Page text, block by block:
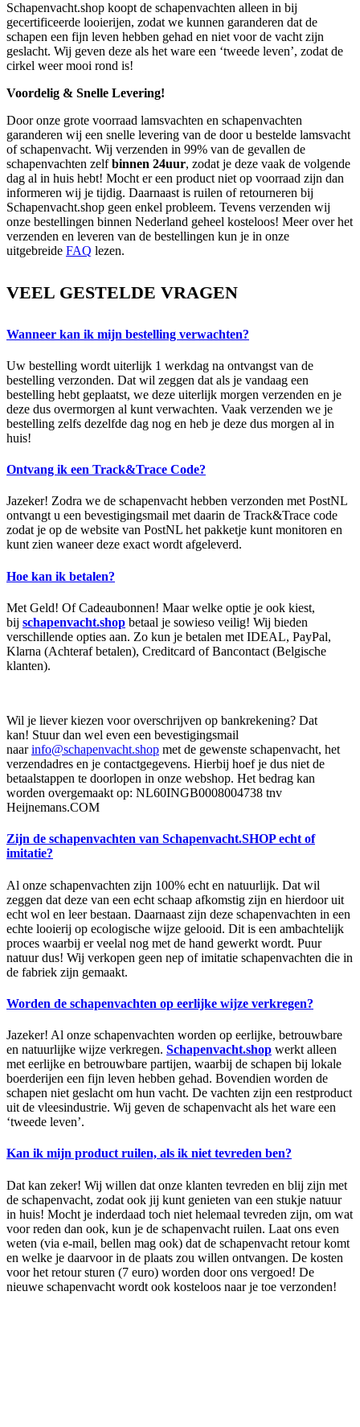
Schapenvacht.shop koopt de schapenvachten alleen in bij
gecertificeerde looierijen, zodat we kunnen garanderen dat de
schapen een fijn leven hebben gehad en niet voor de vacht zijn
geslacht. Wij geven deze als het ware een ‘tweede leven’, zodat de
cirkel weer mooi rond is!
Voordelig & Snelle Levering!
Door onze grote voorraad lamsvachten en schapenvachten
garanderen wij een snelle levering van de door u bestelde lamsvacht
of schapenvacht. Wij verzenden in 99% van de gevallen de
schapenvachten zelfbinnen 24uur, zodat je deze vaak de volgende
dag al in huis hebt! Mocht er een product niet op voorraad zijn dan
informeren wij je tijdig. Daarnaast is ruilen of retourneren bij
Schapenvacht.shop geen enkel probleem. Tevens verzenden wij
onze bestellingen binnen Nederland geheel kosteloos! Meer over het
verzenden en leveren van de bestellingen kun je in onze
uitgebreide FAQ lezen.
VEEL GESTELDE VRAGEN
Wanneer kan ik mijn bestelling verwachten?
Uw bestelling wordt uiterlijk 1 werkdag na ontvangst van de
bestelling verzonden. Dat wil zeggen dat als je vandaag een
bestelling hebt geplaatst, we deze uiterlijk morgen verzenden en je
deze dus overmorgen al kunt verwachten. Vaak verzenden we je
bestelling zelfs dezelfde dag nog en heb je deze dus morgen al in
huis!
Ontvang ik een Track&Trace Code?
Jazeker! Zodra we de schapenvacht hebben verzonden met PostNL
ontvangt u een bevestigingsmail met daarin de Track&Trace code
zodat je op de website van PostNL het pakketje kunt monitoren en
kunt zien waneer deze exact wordt afgeleverd.
Hoe kan ik betalen?
Met Geld! Of Cadeaubonnen! Maar welke optie je ook kiest,
bij schapenvacht.shop betaal je sowieso veilig! Wij bieden
verschillende opties aan. Zo kun je betalen met IDEAL, PayPal,
Klarna (Achteraf betalen), Creditcard of Bancontact (Belgische
klanten).
Wil je liever kiezen voor overschrijven op bankrekening? Dat
kan! Stuur dan wel even een bevestigingsmail
naarinfo@schapenvacht.shop met de gewenste schapenvacht, het
verzendadres en je contactgegevens. Hierbij hoef je dus niet de
betaalstappen te doorlopen in onze webshop. Het bedrag kan
worden overgemaakt op: NL60INGB0008004738 tnv
Heijnemans.COM
Zijn de schapenvachten van Schapenvacht.SHOP echt of
imitatie?
Al onze schapenvachten zijn 100% echt en natuurlijk. Dat wil
zeggen dat deze van een echt schaap afkomstig zijn en hierdoor uit
echt wol en leer bestaan. Daarnaast zijn deze schapenvachten in een
echte looierij op ecologische wijze gelooid. Dit is een ambachtelijk
proces waarbij er veelal nog met de hand gewerkt wordt. Puur
natuur dus! Wij verkopen geen nep of imitatie schapenvachten die in
de fabriek zijn gemaakt.
Worden de schapenvachten op eerlijke wijze verkregen?
Jazeker! Al onze schapenvachten worden op eerlijke, betrouwbare
en natuurlijke wijze verkregen. Schapenvacht.shop werkt alleen
met eerlijke en betrouwbare partijen, waarbij de schapen bij lokale
boerderijen een fijn leven hebben gehad. Bovendien worden de
schapen niet geslacht om hun vacht. De vachten zijn een restproduct
uit de vleesindustrie. Wij geven de schapenvacht als het ware een
‘tweede leven’.
Kan ik mijn product ruilen, als ik niet tevreden ben?
Dat kan zeker! Wij willen dat onze klanten tevreden en blij zijn met
de schapenvacht, zodat ook jij kunt genieten van een stukje natuur
in huis! Mocht je inderdaad toch niet helemaal tevreden zijn, om wat
voor reden dan ook, kun je de schapenvacht ruilen. Laat ons even
weten (via e-mail, bellen mag ook) dat de schapenvacht retour komt
en welke je daarvoor in de plaats zou willen ontvangen. De kosten
voor het retour sturen (7 euro) worden door ons vergoed! De
nieuwe schapenvacht wordt ook kosteloos naar je toe verzonden!